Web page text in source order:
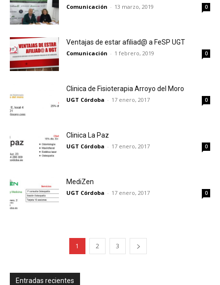
Comunicación - 13 marzo, 2019 0
Ventajas de estar afiliad@ a FeSP UGT
Comunicación - 1 febrero, 2019 0
Clinica de Fisioterapia Arroyo del Moro
UGT Córdoba - 17 enero, 2017 0
Clinica La Paz
UGT Córdoba - 17 enero, 2017 0
MediZen
UGT Córdoba - 17 enero, 2017 0
1 2 3
Entradas recientes